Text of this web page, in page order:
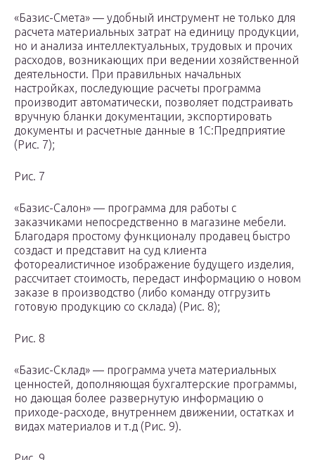
«Базис-Смета» — удобный инструмент не только для
расчета материальных затрат на единицу продукции,
но и анализа интеллектуальных, трудовых и прочих
расходов, возникающих при ведении хозяйственной
деятельности. При правильных начальных
настройках, последующие расчеты программа
производит автоматически, позволяет подстраивать
вручную бланки документации, экспортировать
документы и расчетные данные в 1С:Предприятие
(Рис. 7);
Рис. 7
«Базис-Салон» — программа для работы с
заказчиками непосредственно в магазине мебели.
Благодаря простому функционалу продавец быстро
создаст и представит на суд клиента
фотореалистичное изображение будущего изделия,
рассчитает стоимость, передаст информацию о новом
заказе в производство (либо команду отгрузить
готовую продукцию со склада) (Рис. 8);
Рис. 8
«Базис-Склад» — программа учета материальных
ценностей, дополняющая бухгалтерские программы,
но дающая более развернутую информацию о
приходе-расходе, внутреннем движении, остатках и
видах материалов и т.д (Рис. 9).